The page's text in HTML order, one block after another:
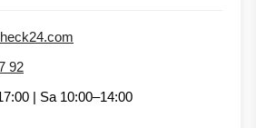
92
| Sa 10:00–14:00